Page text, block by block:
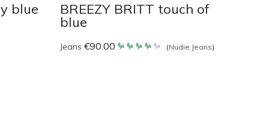
blue BREEZY BRITT touch of
blue
Jeans €90.00 (Nudie Jeans)